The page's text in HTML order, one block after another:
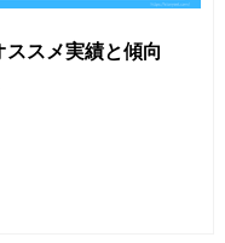
ススメ実績と傾向